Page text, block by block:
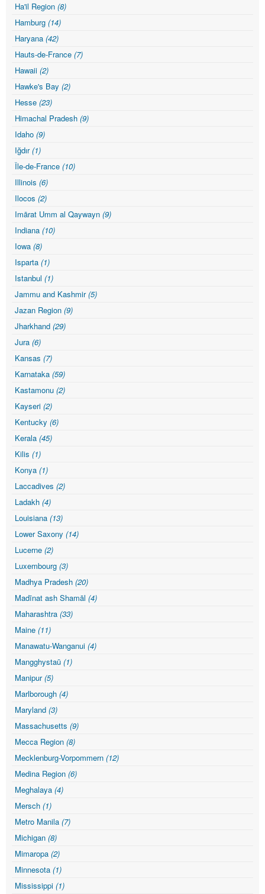
Ha'il Region (8)
Hamburg (14)
Haryana (42)
Hauts-de-France (7)
Hawaii (2)
Hawke's Bay (2)
Hesse (23)
Himachal Pradesh (9)
Idaho (9)
Iğdır(1)
Île-de-France (10)
Illinois (6)
Ilocos (2)
Imārat Umm al Qaywayn (9)
Indiana (10)
Iowa (8)
Isparta (1)
Istanbul (1)
Jammu and Kashmir(5)
Jazan Region (9)
Jharkhand (29)
Jura (6)
Kansas (7)
Karnataka (59)
Kastamonu (2)
Kayseri (2)
Kentucky (6)
Kerala (45)
Kilis (1)
Konya (1)
Laccadives (2)
Ladakh (4)
Louisiana (13)
Lower Saxony (14)
Lucerne (2)
Luxembourg (3)
Madhya Pradesh (20)
Madīnat ash Shamāl (4)
Maharashtra (33)
Maine (11)
Manawatu-Wanganui (4)
Mangghystaū (1)
Manipur(5)
Marlborough (4)
Maryland (3)
Massachusetts (9)
Mecca Region (8)
Mecklenburg-Vorpommern (12)
Medina Region (6)
Meghalaya (4)
Mersch (1)
Metro Manila (7)
Michigan (8)
Mimaropa (2)
Minnesota (1)
Mississippi (1)